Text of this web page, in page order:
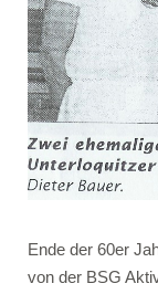
Ende der 60er
von der BSG